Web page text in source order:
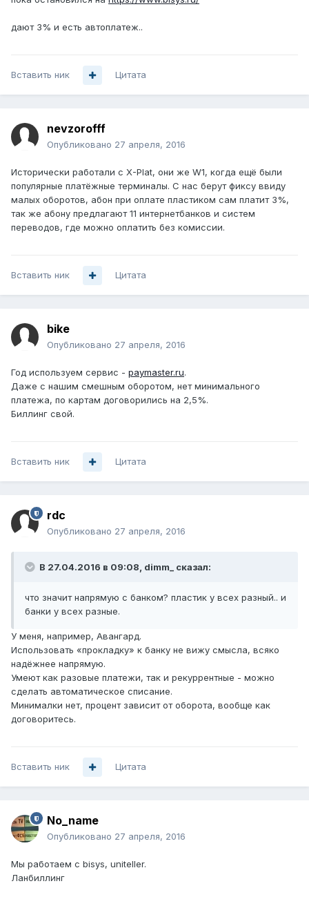
дают 3% и есть автоплатеж..
Вставить ник Цитата
nevzorofff
Опубликовано 27 апреля, 2016
Исторически работали с X-Plat, они же W1, когда ещё были
популярные платёжные терминалы. С нас берут фиксу ввиду
малых оборотов, абон при оплате пластиком сам платит 3%,
так же абону предлагают 11 интернетбанков и систем
переводов, где можно оплатить без комиссии.
Вставить ник Цитата
bike
Опубликовано 27 апреля, 2016
Год используем сервис - paymaster.ru.
Даже с нашим смешным оборотом, нет минимального
платежа, по картам договорились на 2,5%.
Биллинг свой.
Вставить ник Цитата
rdc
Опубликовано 27 апреля, 2016
В 27.04.2016 в 09:08, dimm_ сказал:
что значит напрямую с банком? пластик у всех разный.. и
банки у всех разные.
У меня, например, Авангард.
Использовать «прокладку» к банку не вижу смысла, всяко
надёжнее напрямую.
Умеют как разовые платежи, так и рекуррентные - можно
сделать автоматическое списание.
Минималки нет, процент зависит от оборота, вообще как
договоритесь.
Вставить ник Цитата
No_name
Опубликовано 27 апреля, 2016
Мы работаем с bisys, uniteller.
Ланбиллинг